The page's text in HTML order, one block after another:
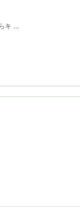
キ ...